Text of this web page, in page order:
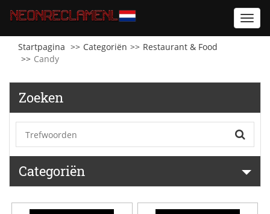
Startpagina
Categoriën
Restaurant & Food
Candy
Zoeken
Categoriën